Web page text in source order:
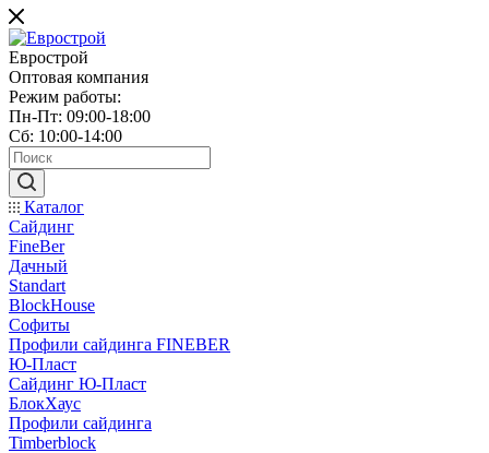
Еврострой
Оптовая компания
Режим работы:
Пн-Пт: 09:00-18:00
Сб: 10:00-14:00
Каталог
Сайдинг
FineBer
Дачный
Standart
BlockHouse
Софиты
Профили сайдинга FINEBER
Ю-Пласт
Сайдинг Ю-Пласт
БлокХаус
Профили сайдинга
Timberblock